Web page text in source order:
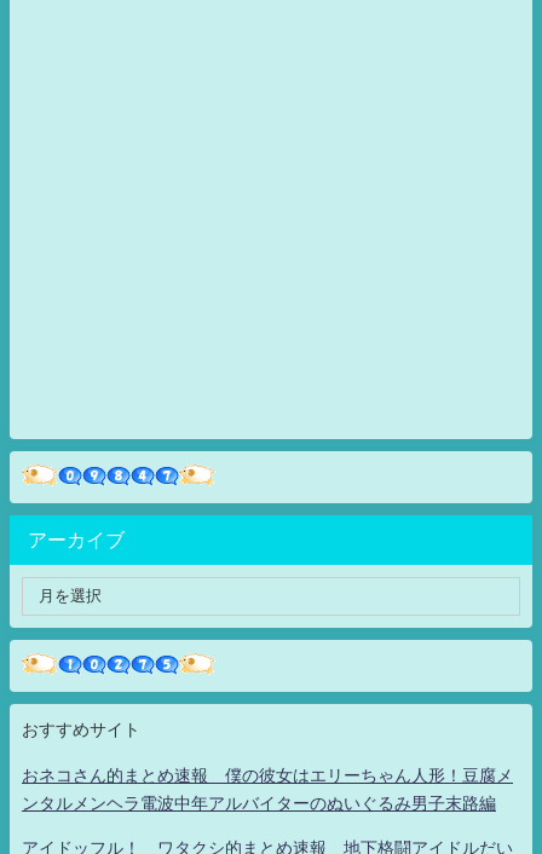
アーカイブ
おすすめサイト
おネコさん的まとめ速報 僕の彼女はエリーちゃん人形！豆腐メ
ンタルメンヘラ電波中年アルバイターのぬいぐるみ男子末路編
アイドッフル！ ワタクシ的まとめ速報 地下格闘アイドルだい